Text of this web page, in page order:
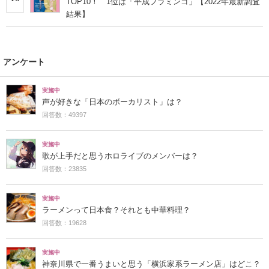
結果】
アンケート
実施中
声が好きな「日本のボーカリスト」は？
回答数：49397
実施中
歌が上手だと思うホロライブのメンバーは？
回答数：23835
実施中
ラーメンって日本食？それとも中華料理？
回答数：19628
実施中
神奈川県で一番うまいと思う「横浜家系ラーメン店」はどこ？